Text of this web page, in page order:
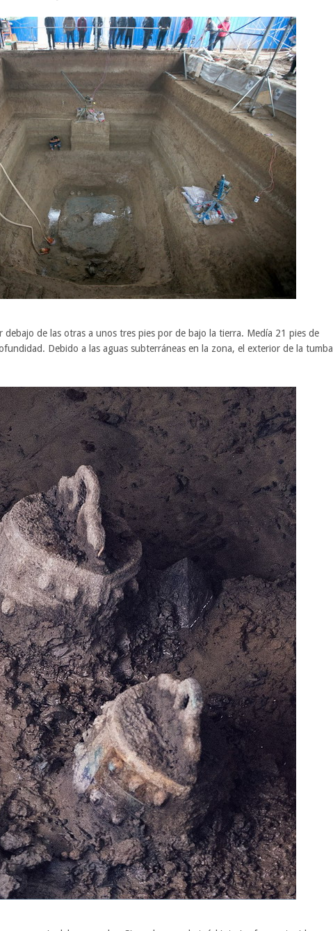
de las otras a unos tres pies por de bajo la tierra. Medía 21 pies de
Debido a las aguas subterráneas en la zona, el exterior de la tumba